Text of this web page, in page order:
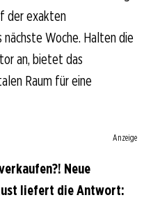
der exakten
Woche. Halten die
an, bietet das
Raum für eine
Anzeige
Neue
liefert die Antwort: